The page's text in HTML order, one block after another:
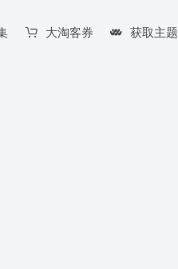
大淘客券 获取主题